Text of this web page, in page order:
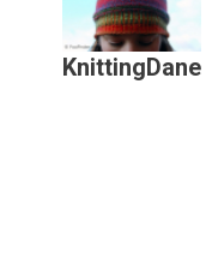
KnittingDane